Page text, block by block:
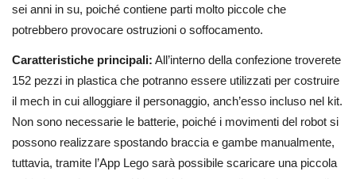
sei anni in su, poiché contiene parti molto piccole che
potrebbero provocare ostruzioni o soffocamento.
Caratteristiche principali: All’interno della confezione troverete
152 pezzi in plastica che potranno essere utilizzati per costruire
il mech in cui alloggiare il personaggio, anch’esso incluso nel kit.
Non sono necessarie le batterie, poiché i movimenti del robot si
possono realizzare spostando braccia e gambe manualmente,
tuttavia, tramite l’App Lego sarà possibile scaricare una piccola